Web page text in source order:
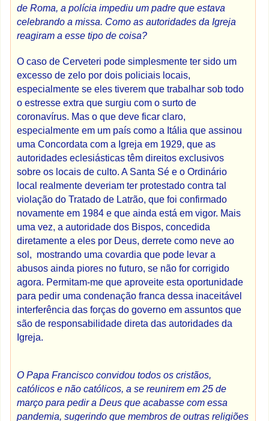
de Roma, a polícia impediu um padre que estava
celebrando a missa. Como as autoridades da Igreja
reagiram a esse tipo de coisa?
O caso de Cerveteri pode simplesmente ter sido um
excesso de zelo por dois policiais locais,
especialmente se eles tiverem que trabalhar sob todo
o estresse extra que surgiu com o surto de
coronavírus. Mas o que deve ficar claro,
especialmente em um país como a Itália que assinou
uma Concordata com a Igreja em 1929, que as
autoridades eclesiásticas têm direitos exclusivos
sobre os locais de culto. A Santa Sé e o Ordinário
local realmente deveriam ter protestado contra tal
violação do Tratado de Latrão, que foi confirmado
novamente em 1984 e que ainda está em vigor. Mais
uma vez, a autoridade dos Bispos, concedida
diretamente a eles por Deus, derrete como neve ao
sol, mostrando uma covardia que pode levar a
abusos ainda piores no futuro, se não for corrigido
agora. Permitam-me que aproveite esta oportunidade
para pedir uma condenação franca dessa inaceitável
interferência das forças do governo em assuntos que
são de responsabilidade direta das autoridades da
Igreja.
O Papa Francisco convidou todos os cristãos,
católicos e não católicos, a se reunirem em 25 de
março para pedir a Deus que acabasse com essa
pandemia, sugerindo que membros de outras religiões